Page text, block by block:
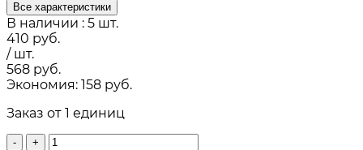
Все характеристики
В наличии : 5 шт.
410 руб.
/ шт.
568 руб.
Экономия: 158 руб.
Заказ от 1 единиц
- +